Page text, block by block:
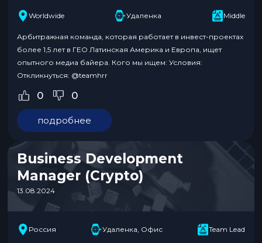
Worldwide Удаленка Middle
Арбитражная команда, которая работает в инвест-проектах
более 1,5 лет в ГЕО Латинская Америка и Европа, ищет
опытного медиа байера. Кого мы ищем: Условия:
Откликнуться: @teamhrr
0 0
подробнее
Business Development
Manager (Crypto)
13.08.2024
Россия Удаленка, Офис Team Lead